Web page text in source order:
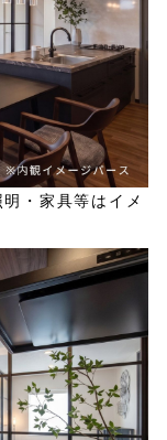
・家具等はイメ